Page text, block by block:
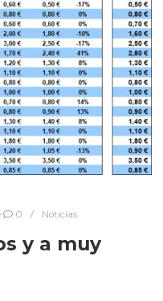
0 Noticias
y a muy